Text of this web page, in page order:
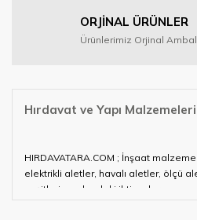
ORJİNAL ÜRÜNLER
Ürünlerimiz Orjinal
Hırdavat ve Yapı Malzemeleri
HIRDAVATARA.COM ; İnşaat
elektrikli aletler, havalı aletler, ölçü
çeşitleri ve alandaki ihtiyaçlarınızın